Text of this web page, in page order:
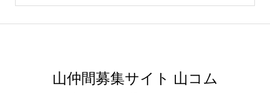
山仲間募集サイト 山コム